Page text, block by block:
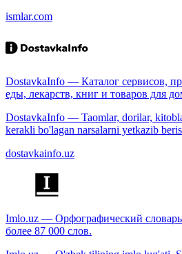
ismlar.com
DostavkaInfo — Каталог сервисов,
еды, лекарств, книг и товаров для
DostavkaInfo — Taomlar, dorilar,
kerakli bo'lagan narsalarni yetkazib
dostavkainfo.uz
Imlo.uz — Орфографический словарь
более 87 000 слов.